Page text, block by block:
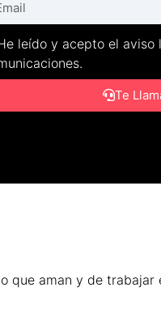
leído y acepto el aviso
Te
que aman y de trabajar